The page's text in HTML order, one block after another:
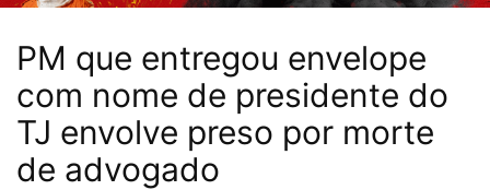
PM que entregou envelope
com nome de presidente do
TJ envolve preso por morte
de advogado